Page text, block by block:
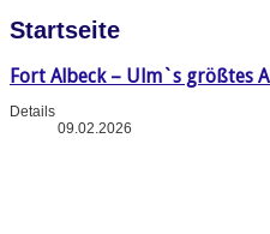
Startseite
Fort Albeck – Ulm`s größtes
Details
09.02.2026